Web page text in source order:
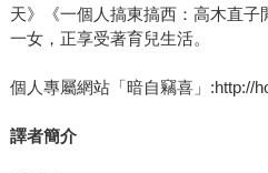
天》《一個人搞東搞西：高木直
一女，正享受著育兒生活。
個人專屬網站「暗自竊喜」:http://
譯者簡介